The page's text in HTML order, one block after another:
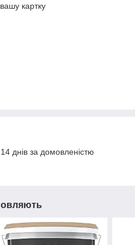
картку
днів за домовленістю